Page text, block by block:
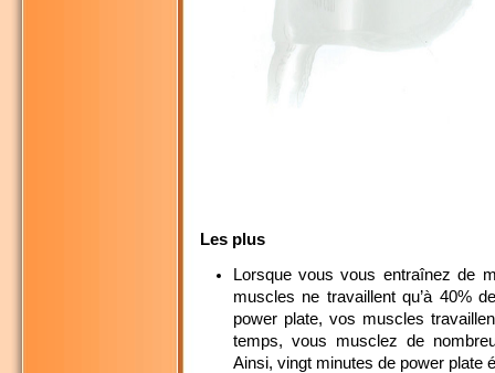
Les plus
Lorsque vous vous entraînez de
muscles ne travaillent qu’à 40%
power plate, vos muscles
temps, vous musclez de
Ainsi, vingt minutes de power plate